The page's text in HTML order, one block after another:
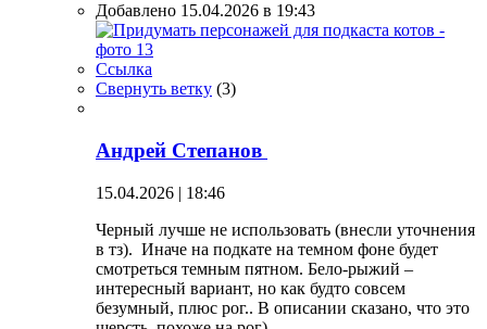
Добавлено 15.04.2026 в 19:43
Ссылка
Свернуть ветку (3)
Андрей Степанов
15.04.2026 | 18:46
Черный лучше не использовать (внесли уточнения
в тз). Иначе на подкате на темном фоне будет
смотреться темным пятном. Бело-рыжий –
интересный вариант, но как будто совсем
безумный, плюс рог.. В описании сказано, что это